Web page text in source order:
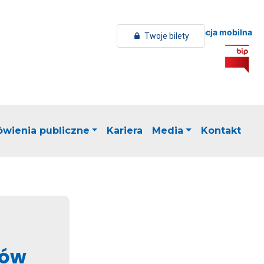
Twoje biletyAplikacja mobilna
publiczne Kariera Media Kontakt